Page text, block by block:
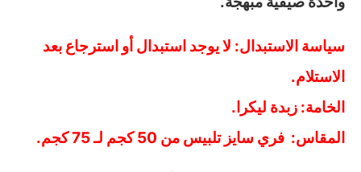
سياسة الاستبدال: لا يوجد استبدال أو استرجاع بعد
الاستلام.
الخامة: زبدة ليكرا.
المقاس: فري سايز تلبيس من 50 كجم لـ 75 كجم.